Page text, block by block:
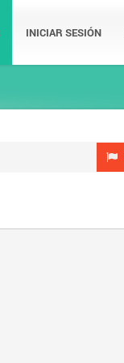
INICIAR SESIÓN